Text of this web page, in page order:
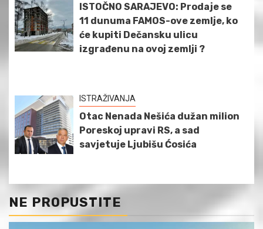
ISTOČNO SARAJEVO: Prodaje se
11 dunuma FAMOS-ove zemlje, ko
će kupiti Dečansku ulicu
izgrađenu na ovoj zemlji ?
ISTRAŽIVANJA
Otac Nenada Nešića dužan milion
Poreskoj upravi RS, a sad
savjetuje Ljubišu Ćosića
NE PROPUSTITE